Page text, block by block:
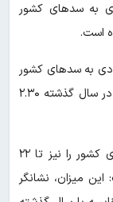
به سدهای کشور
۲۲ آبان، میزان ورودی به سدهای کشور
معادل ۲.۱۸ میلیارد مترمکعب است که این رقم در سال گذشته ۲.۳۰
سخنگوی صنعت آب، حجم خروجی آب از سدهای کشور را نیز تا ۲۲
این میزان، نشانگر